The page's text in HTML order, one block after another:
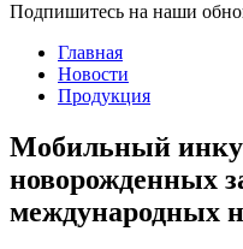
Подпишитесь на наши
Главная
Новости
Продукция
Мобильный
новорожденных
международных